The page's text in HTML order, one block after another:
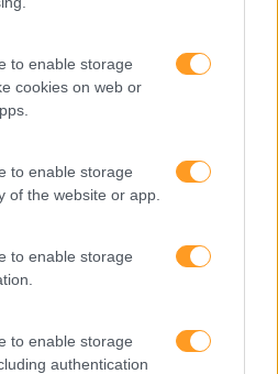
to enable storage
cookies on web or
to enable storage
of the website or app.
to enable storage
to enable storage
authentication